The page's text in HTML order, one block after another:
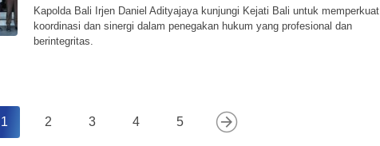
Kapolda Bali Irjen Daniel Adityajaya kunjungi Kejati Bali untuk memperkuat
koordinasi dan sinergi dalam penegakan hukum yang profesional dan
berintegritas.
1 2 3 4 5